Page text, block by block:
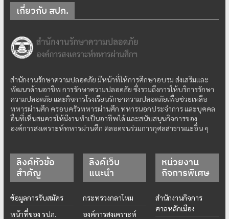
เกี่ยวกับ สปภ.
สำนักงานรักษาความปลอดภัย มีหน้าที่ให้การศึกษาอบรม ส่งเสริมและ
พัฒนาด้านอาชีพ การรักษาความปลอดภัย ซึ่งรวมถึงการให้บริการรักษา
ความปลอดภัย และกิจการโรงเรียนรักษาความปลอดภัยเพื่อช่วยเหลือ
ทหารผ่านศึก ครอบครัวทหารผ่านศึก ทหารนอกประจำการ และบุคคล
อื่นที่เห็นสมควรให้มีงานทำเป็นอาชีพได้ และสนับสนุนกิจการของ
องค์การสงเคราะห์ทหารผ่านศึก ตลอดจนร่วมการกุศลสาธารณะอื่น ๆ
ลิงค์หัวข้อ
สำคัญ
ข้อมูลการรับสมัคร
หน้าที่ของ รปภ.
ลิงค์เว็บ
แนะนำ
กระทรวงกลาโหม
องค์การสงเคราะห์
หน่วยงาน
กิจการพิเศษ
สำนักงานกิจการ
ศาลหลักเมือง